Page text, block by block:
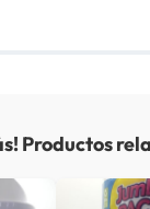
Productos